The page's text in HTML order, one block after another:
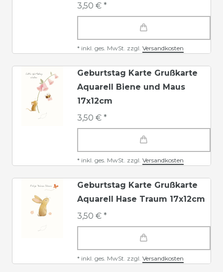
3,50 € *
* inkl. ges. MwSt. zzgl. Versandkosten
Geburtstag Karte Grußkarte
Aquarell Biene und Maus
17x12cm
3,50 € *
* inkl. ges. MwSt. zzgl. Versandkosten
Geburtstag Karte Grußkarte
Aquarell Hase Traum 17x12cm
3,50 € *
* inkl. ges. MwSt. zzgl. Versandkosten